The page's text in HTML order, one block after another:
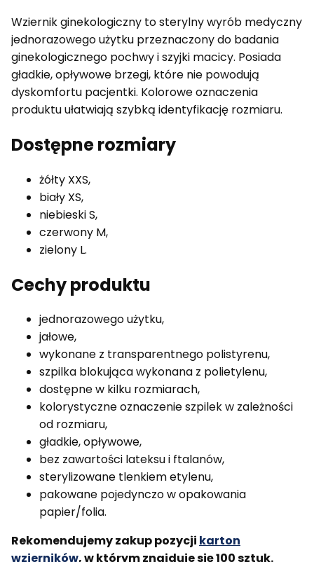
Wziernik ginekologiczny to sterylny wyrób medyczny
jednorazowego użytku przeznaczony do badania
ginekologicznego pochwy i szyjki macicy. Posiada
gładkie, opływowe brzegi, które nie powodują
dyskomfortu pacjentki. Kolorowe oznaczenia
produktu ułatwiają szybką identyfikację rozmiaru.
Dostępne rozmiary
żółty XXS,
biały XS,
niebieski S,
czerwony M,
zielony L.
Cechy produktu
jednorazowego użytku,
jałowe,
wykonane z transparentnego polistyrenu,
szpilka blokująca wykonana z polietylenu,
dostępne w kilku rozmiarach,
kolorystyczne oznaczenie szpilek w zależności
od rozmiaru,
gładkie, opływowe,
bez zawartości lateksu i ftalanów,
sterylizowane tlenkiem etylenu,
pakowane pojedynczo w opakowania
papier/folia.
Rekomendujemy zakup pozycji karton
wzierników, w którym znajduje się 100 sztuk.